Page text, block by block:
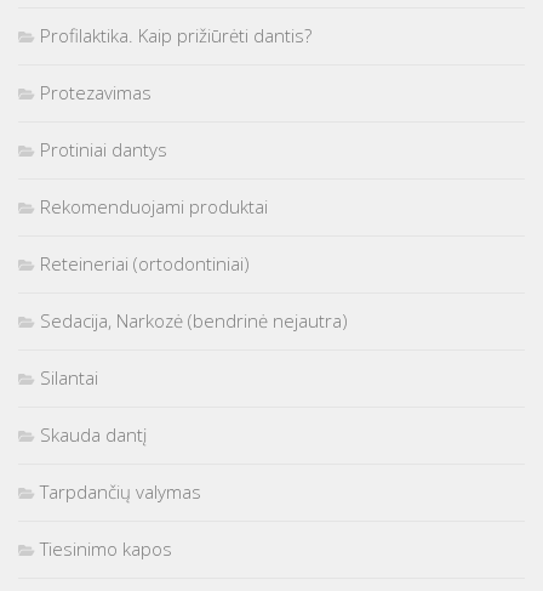
Profilaktika. Kaip prižiūrėti dantis?
Protezavimas
Protiniai dantys
Rekomenduojami produktai
Reteineriai (ortodontiniai)
Sedacija, Narkozė (bendrinė nejautra)
Silantai
Skauda dantį
Tarpdančių valymas
Tiesinimo kapos